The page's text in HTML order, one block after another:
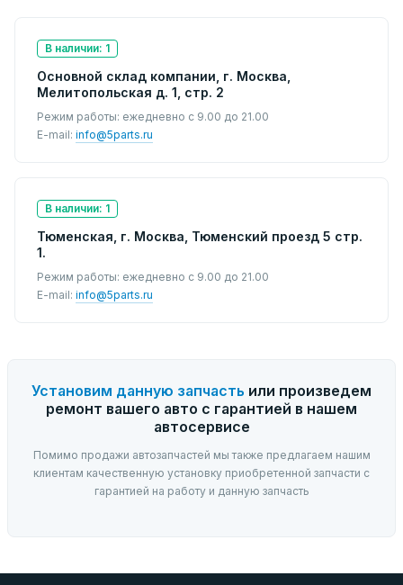
В наличии: 1
Основной склад компании, г. Москва,
Мелитопольская д. 1, стр. 2
Режим работы: ежедневно с 9.00 до 21.00
E-mail: info@5parts.ru
В наличии: 1
Тюменская, г. Москва, Тюменский проезд 5 стр.
1.
Режим работы: ежедневно с 9.00 до 21.00
E-mail: info@5parts.ru
Установим данную запчасть или произведем
ремонт вашего авто с гарантией в нашем
автосервисе
Помимо продажи автозапчастей мы также предлагаем нашим
клиентам качественную установку приобретенной запчасти с
гарантией на работу и данную запчасть